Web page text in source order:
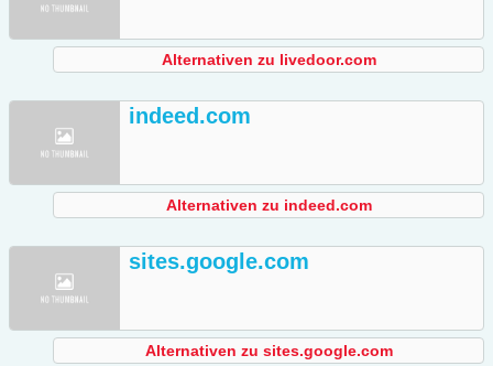
Alternativen zu livedoor.com
indeed.com
Alternativen zu indeed.com
sites.google.com
Alternativen zu sites.google.com